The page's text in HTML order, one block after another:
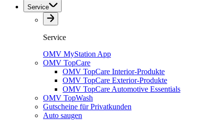
Service
Service
OMV MyStation App
OMV TopCare
OMV TopCare Interior-Produkte
OMV TopCare Exterior-Produkte
OMV TopCare Automotive Essentials
OMV TopWash
Gutscheine für Privatkunden
Auto saugen